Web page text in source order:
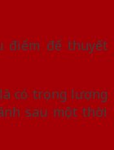
điểm để thuyết
có trọng lượng
sau một thời